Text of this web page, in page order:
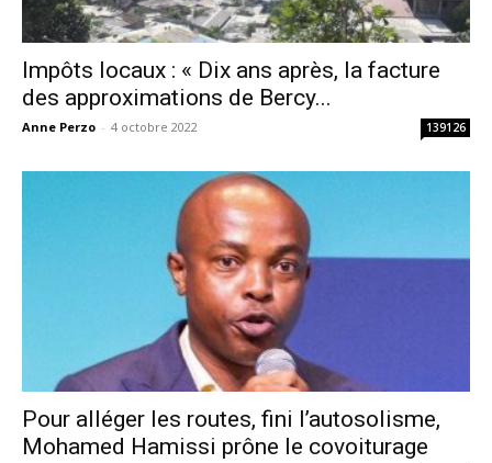
Impôts locaux : « Dix ans après, la facture
des approximations de Bercy...
Anne Perzo - 4 octobre 2022 139126
Pour alléger les routes, fini l’autosolisme,
Mohamed Hamissi prône le covoiturage